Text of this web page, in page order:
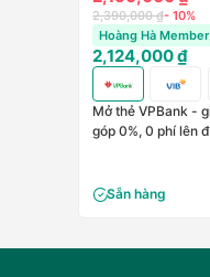
2,390,000 ₫- 10%
Hoàng Hà
2,124,000 ₫
Mở thẻ VPBank -
góp 0%, 0 phí lên
Sẵn hàng